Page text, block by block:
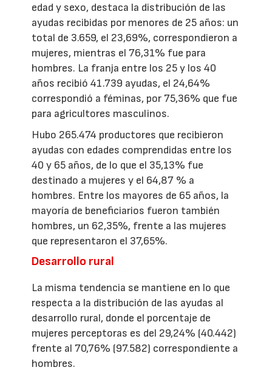
edad y sexo, destaca la distribución de las
ayudas recibidas por menores de 25 años: un
total de 3.659, el 23,69%, correspondieron a
mujeres, mientras el 76,31% fue para
hombres. La franja entre los 25 y los 40
años recibió 41.739 ayudas, el 24,64%
correspondió a féminas, por 75,36% que fue
para agricultores masculinos.
Hubo 265.474 productores que recibieron
ayudas con edades comprendidas entre los
40 y 65 años, de lo que el 35,13% fue
destinado a mujeres y el 64,87 % a
hombres. Entre los mayores de 65 años, la
mayoría de beneficiarios fueron también
hombres, un 62,35%, frente a las mujeres
que representaron el 37,65%.
Desarrollo rural
La misma tendencia se mantiene en lo que
respecta a la distribución de las ayudas al
desarrollo rural, donde el porcentaje de
mujeres perceptoras es del 29,24% (40.442)
frente al 70,76% (97.582) correspondiente a
hombres.